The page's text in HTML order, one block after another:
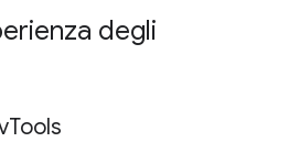
degli
Tools